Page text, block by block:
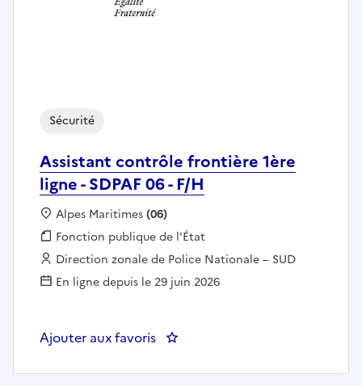
Assistant contrôle frontière 1ère
ligne - SDPAF 06 - F/H
Sécurité
Localisation :
Alpes Maritimes(06)
Fonction publique :
Fonction publique de l'État
Employeur :
Direction zonale de Police Nationale – SUD
En ligne depuis le 29 juin 2026
Ajouter aux favoris : Assistant contrôle frontière